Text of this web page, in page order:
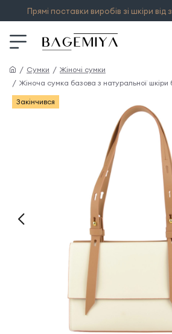
Прямі поставки виробів зі шкіри
Сумки
Жіночі сумки
Жіноча сумка базова з натуральної шкіри
Закінчився